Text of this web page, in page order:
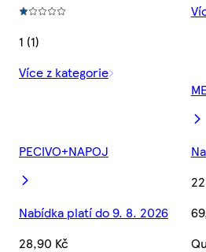
1 (1)
Více z kategorie
PECIVO+NAPOJ
Nabídka platí do 9. 8. 2026
28,90 Kč